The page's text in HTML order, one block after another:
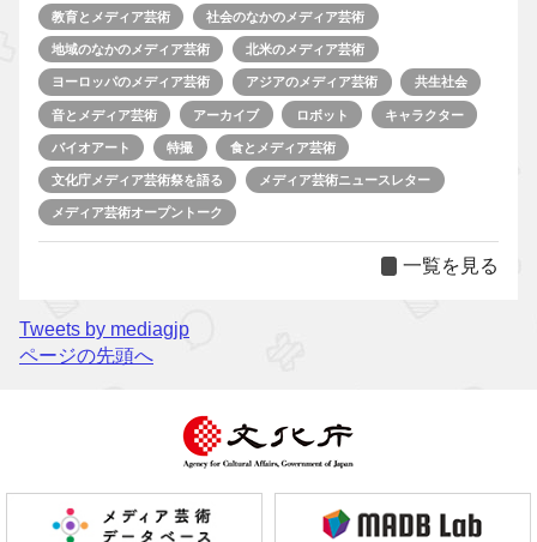
教育とメディア芸術 社会のなかのメディア芸術
地域のなかのメディア芸術 北米のメディア芸術
ヨーロッパのメディア芸術 アジアのメディア芸術 共生社会
音とメディア芸術 アーカイブ ロボット キャラクター
バイオアート 特撮 食とメディア芸術
文化庁メディア芸術祭を語る メディア芸術ニュースレター
メディア芸術オープントーク
一覧を見る
Tweets by mediagjp
ページの先頭へ